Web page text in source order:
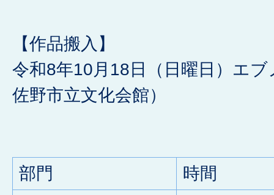
【作品搬入】
令和8年10月18日（日曜日）エ
佐野市立文化会館）
部門
時間